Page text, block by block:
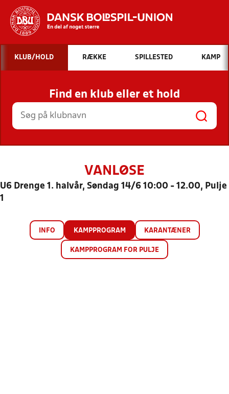
Hvad vil du søge efter?
INDHOLD OG NYHEDER
STILLINGER, RESULTATER, KLUBBER OG
HOLD
KLUB/HOLD RÆKKE SPILLESTED KAMP
Find en klub eller et hold
VANLØSE
U6 Drenge 1. halvår, Søndag 14/6 10:00 - 12.00, Pulje
1
INFO KAMPPROGRAM KARANTÆNER
KAMPPROGRAM FOR PULJE